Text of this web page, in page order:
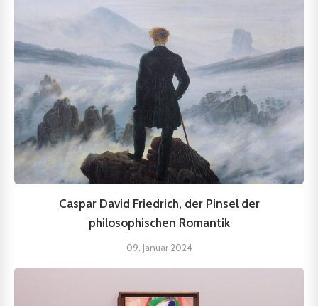
Caspar David Friedrich, der Pinsel der
philosophischen Romantik
09. Januar 2024